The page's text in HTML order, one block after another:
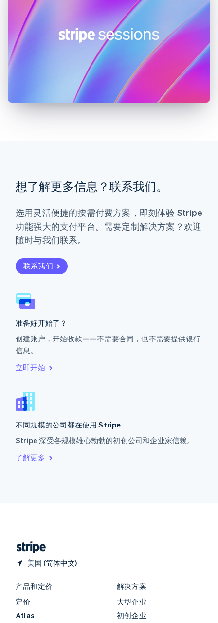
想了解更多信息？联系我们。
选用灵活便捷的按需付费方案，即刻体验 Stripe
功能强大的支付平台。需要定制解决方案？欢迎
随时与我们联系。
联系我们
准备好开始了？
创建账户，开始收款——不需要合同，也不需要提供银行
信息。
立即开始
不同规模的公司都在使用 Stripe
Stripe 深受各规模雄心勃勃的初创公司和企业家信赖。
了解更多
美国 (简体中文)
English
列支敦士登
Deutsch
English
English简体中文
PortuguêsEnglish
日本
瑞典
SvenskaEnglish
瑞士
DeutschFrançaisItaliano
English
斯洛伐克
斯洛文尼亚
English
泰国
ไทยEnglish
English
西班牙
Español
新加坡
新西兰
English
匈牙利
English
ItalianoEnglish
English
产品和定价
定价
Atlas
解决方案
大型企业
初创企业